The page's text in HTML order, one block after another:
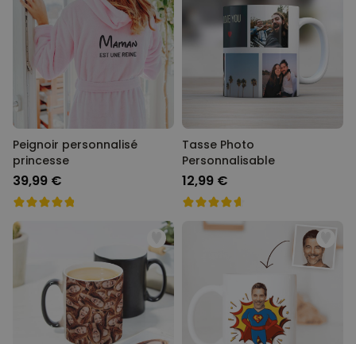
Peignoir personnalisé
princesse
39,99 €
Tasse Photo
Personnalisable
12,99 €